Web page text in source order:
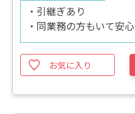
・引継ぎあり
・同業務の方もいて安心
お気に入り